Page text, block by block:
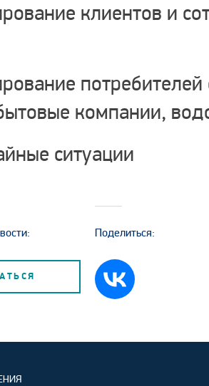
клиентов и
потребителей
компании,
ситуации
Поделиться: